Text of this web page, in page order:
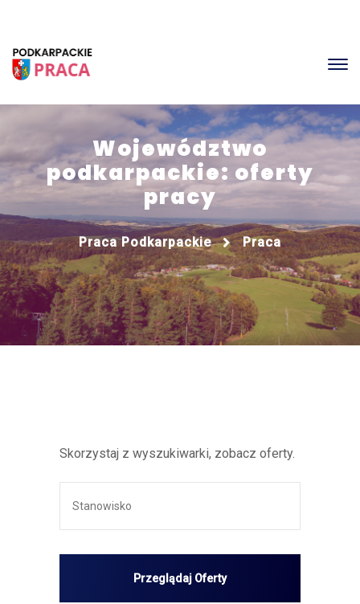
Województwo
podkarpackie: oferty
pracy
Praca Podkarpackie Praca
Skorzystaj z wyszukiwarki, zobacz oferty.